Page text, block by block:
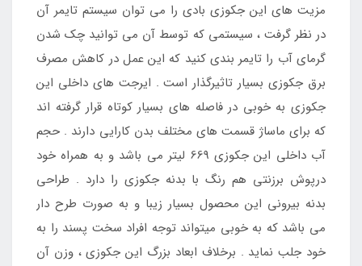
مزیت های این جکوزی بادی را می توان سیستم تایمر آن
در نظر گرفت ، سیستمی که توسط آن می توانید چک شدن
گرمای آب را تایمر بندی کنید که این عمل در کاهش مصرف
برق جکوزی بسیار تاثیرگذار است . ایرجت های داخلی این
جکوزی به خوبی در فاصله های بسیار کوتاه قرار گرفته اند
که برای ماساژ قسمت های مختلف بدن کارایی دارند . حجم
آب داخلی این جکوزی 669 لیتر می باشد و به همراه خود
درپوش برزنتی هم رنگ با بدنه جکوزی را دارد . طراحی
بدنه بیرونی این محصول بسیار زیبا و به صورت طرح دار
می باشد که به خوبی میتواند توجه افراد سخت پسند را به
خود جلب نماید . برخلاف ابعاد بزرگ این جکوزی ، وزن آن